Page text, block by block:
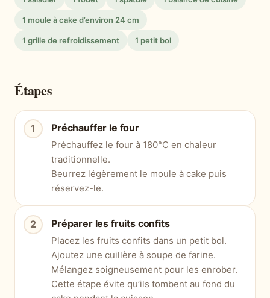
1 moule à cake d’environ 24 cm
1 grille de refroidissement 1 petit bol
Étapes
Préchauffer le four
Préchauffez le four à 180°C en chaleur
traditionnelle.
Beurrez légèrement le moule à cake puis
réservez-le.
Préparer les fruits confits
Placez les fruits confits dans un petit bol.
Ajoutez une cuillère à soupe de farine.
Mélangez soigneusement pour les enrober.
Cette étape évite qu’ils tombent au fond du